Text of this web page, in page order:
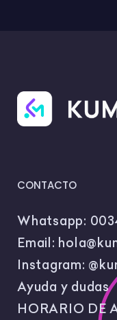
ayuden a
y a
espero de
CONTACTO
Whatsapp:
Email:
Instagram:
Ayuda y dudas
HORARIO DE